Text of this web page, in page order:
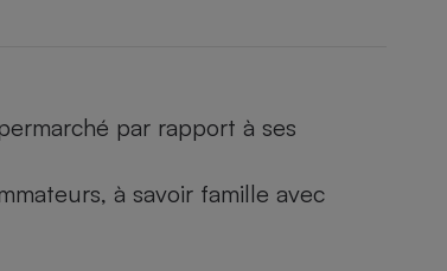
par rapport à ses
à savoir famille avec